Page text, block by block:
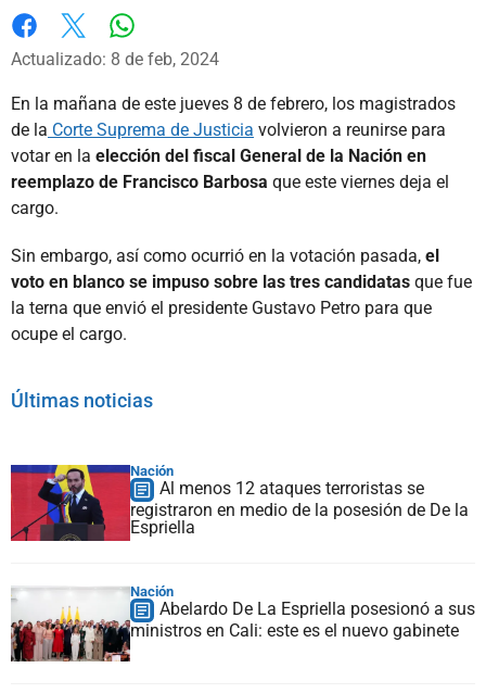
Facebook
X
Actualizado: 8 de feb, 2024
En la mañana de este jueves 8 de febrero, los magistrados
de la Corte Suprema de Justicia volvieron a reunirse para
votar en la elección del fiscal General de la Nación en
reemplazo de Francisco Barbosa que este viernes deja el
cargo.
Sin embargo, así como ocurrió en la votación pasada, el
voto en blanco se impuso sobre las tres candidatas que fue
la terna que envió el presidente Gustavo Petro para que
ocupe el cargo.
Últimas noticias
Nación
Al menos 12 ataques terroristas se
registraron en medio de la posesión de De la
Espriella
Nación
Abelardo De La Espriella posesionó a sus
ministros en Cali: este es el nuevo gabinete